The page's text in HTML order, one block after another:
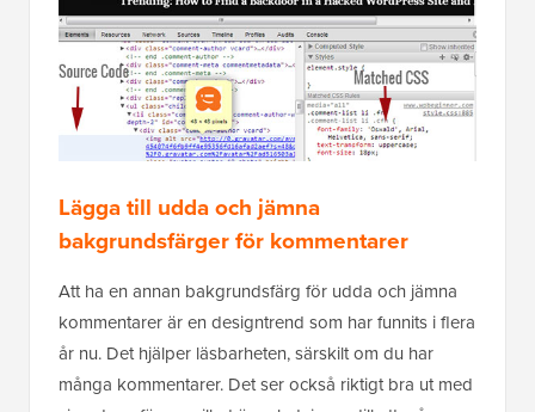
bakgrundsfärger för kommentarer
kommentarer är en designtrend som har funnits i flera
år nu. Det hjälper läsbarheten, särskilt om du har
många kommentarer. Det ser också riktigt bra ut med
vissa temafärger, vilket är anledningen till att många